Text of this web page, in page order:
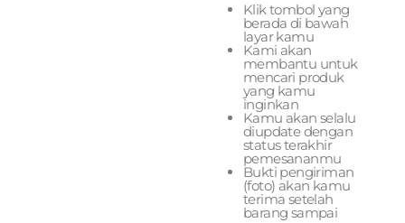
Klik tombol yang
berada di bawah
layar kamu
Kami akan
membantu untuk
mencari produk
yang kamu
inginkan
Kamu akan selalu
diupdate dengan
status terakhir
pemesananmu
Bukti pengiriman
(foto) akan kamu
terima setelah
barang sampai